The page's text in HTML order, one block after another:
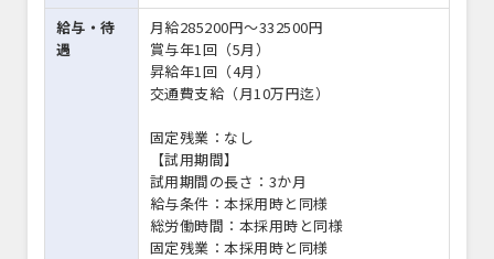
給与・待
遇
月給285200円〜332500円
賞与年1回（5月）
昇給年1回（4月）
交通費支給（月10万円迄）
固定残業：なし
【試用期間】
試用期間の長さ：3か月
給与条件：本採用時と同様
総労働時間：本採用時と同様
固定残業：本採用時と同様